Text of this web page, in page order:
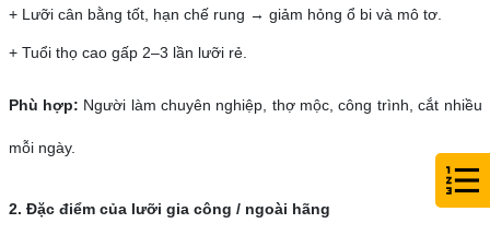
+ Lưỡi cân bằng tốt, hạn chế rung → giảm hỏng ổ bi và mô tơ.
+ Tuổi thọ cao gấp 2–3 lần lưỡi rẻ.
Phù hợp: Người làm chuyên nghiệp, thợ mộc, công trình, cắt nhiều
mỗi ngày.
2. Đặc điểm của lưỡi gia công / ngoài hãng